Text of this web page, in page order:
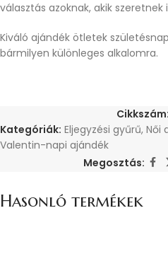
választás azoknak, akik
Kiváló ajándék ötletek
bármilyen különleges alkalomra.
Cikkszám:
Kategóriák: Eljegyzési gyűrű, Női
Valentin-napi ajándék
Megosztás:
Hasonló termékek